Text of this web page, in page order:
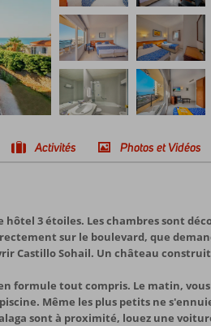
Activités Photos et Vidéos
3 étoiles. Les chambres sont
sur le boulevard, que
Castillo Sohail. Un château
formule tout compris. Le matin,
Même les plus petits ne
sont à proximité, louez une